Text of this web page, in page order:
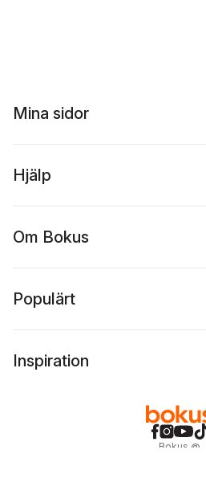
Mina sidor
Hjälp
Om Bokus
Populärt
Inspiration
Bokus @